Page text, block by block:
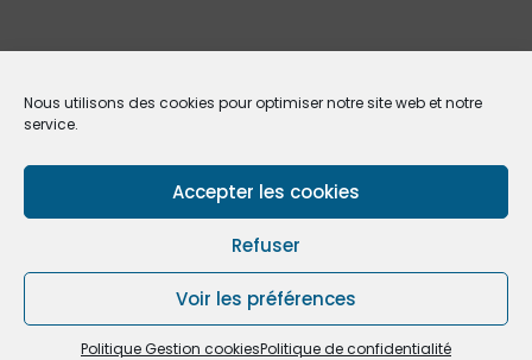
Nous utilisons des cookies pour optimiser notre site web et notre
service.
Accepter les cookies
Refuser
Voir les préférences
Politique Gestion cookiesPolitique de confidentialité